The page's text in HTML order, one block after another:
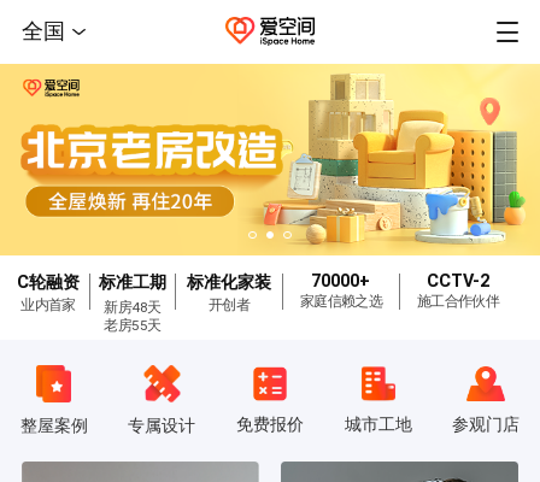
全国
C轮融资
业内首家
标准工期
新房48天
老房55天
标准化家装
开创者
70000+
家庭信赖之选
CCTV-2
施工合作伙伴
整屋案例 专属设计 免费报价 城市工地 参观门店